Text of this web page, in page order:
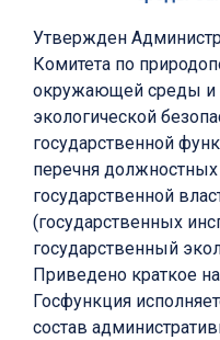
Утвержден
Комитета по
окружающей среды и
экологической
государственной
перечня
государственной
(государственных
государственный
Приведено краткое
Госфункция
состав